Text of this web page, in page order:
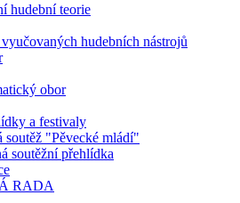
hudební teorie
hudebních nástrojů
obor
a festivaly
soutěž "Pěvecké mládí"
soutěžní přehlídka
RADA